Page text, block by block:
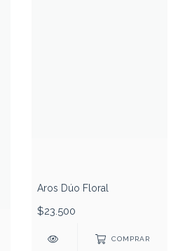
Aros Dúo Floral
$23.500
COMPRAR